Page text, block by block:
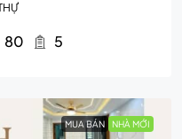
80 5
MUA BÁN NHÀ MỚI